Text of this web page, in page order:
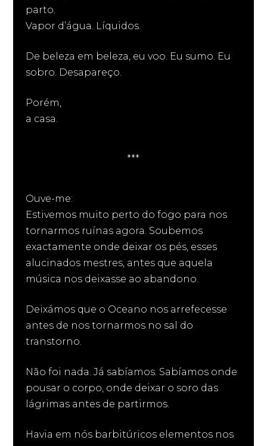
parto.
Vapor d’água. Líquidos.
De beleza em beleza, eu voo. Eu sumo. Eu
sobro. Desapareço.
Porém,
a casa.
***
Ouve-me:
Estivemos muito perto do fogo para nos
tornarmos ruínas agora. Soubemos
exactamente onde deixar os pés, esses
alucinados mestres, antes que aquela
música nos deixasse ao abandono.
Deixámos que o Oceano nos arrefecesse
antes de nos tornarmos no sal do
transtorno.
Não foi nada. Já sabíamos. Sabíamos onde
pousar o corpo, onde deixar o soro das
lágrimas antes de partirmos.
Havia em nós barbitúricos elementos nos